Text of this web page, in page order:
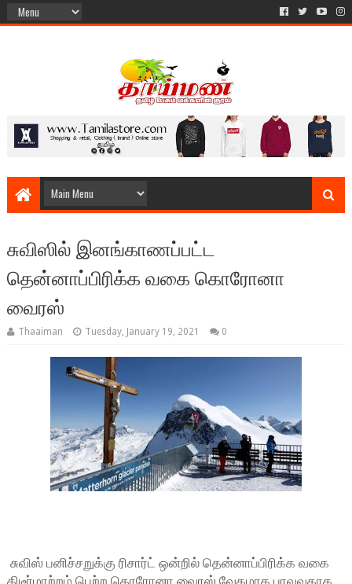
சுவிஸில் இனங்காணப்பட்ட
தென்னாப்பிரிக்க வகை கொரோனா
வைரஸ்
Thaaiman Tuesday, January 19, 2021 0
சுவிஸ் பனிச்சறுக்கு ரிசார்ட் ஒன்றில் தென்னாப்பிரிக்க வகை